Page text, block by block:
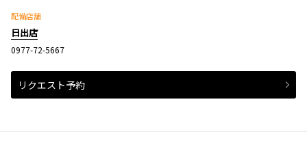
配備店舗
日出店
0977-72-5667
リクエスト予約